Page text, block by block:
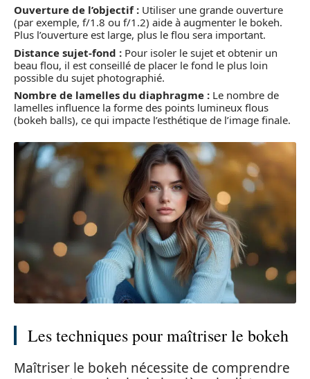
Ouverture de l’objectif : Utiliser une grande ouverture
(par exemple, f/1.8 ou f/1.2) aide à augmenter le bokeh.
Plus l’ouverture est large, plus le flou sera important.
Distance sujet-fond : Pour isoler le sujet et obtenir un
beau flou, il est conseillé de placer le fond le plus loin
possible du sujet photographié.
Nombre de lamelles du diaphragme : Le nombre de
lamelles influence la forme des points lumineux flous
(bokeh balls), ce qui impacte l’esthétique de l’image finale.
Les techniques pour maîtriser le bokeh
Maîtriser le bokeh nécessite de comprendre